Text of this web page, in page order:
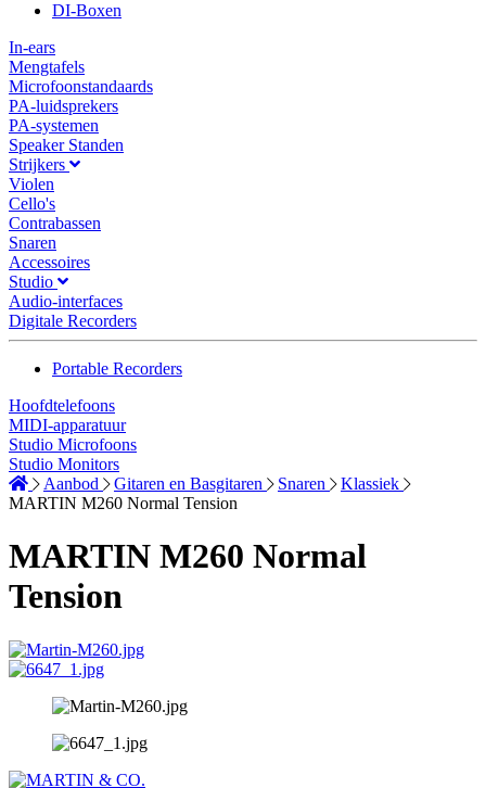
DI-Boxen
In-ears
Mengtafels
Microfoonstandaards
PA-luidsprekers
PA-systemen
Speaker Standen
Strijkers
Violen
Cello's
Contrabassen
Snaren
Accessoires
Studio
Audio-interfaces
Digitale Recorders
Portable Recorders
Hoofdtelefoons
MIDI-apparatuur
Studio Microfoons
Studio Monitors
Aanbod
Gitaren en Basgitaren Snaren
Klassiek
MARTIN M260 Normal Tension
MARTIN M260 Normal
Tension